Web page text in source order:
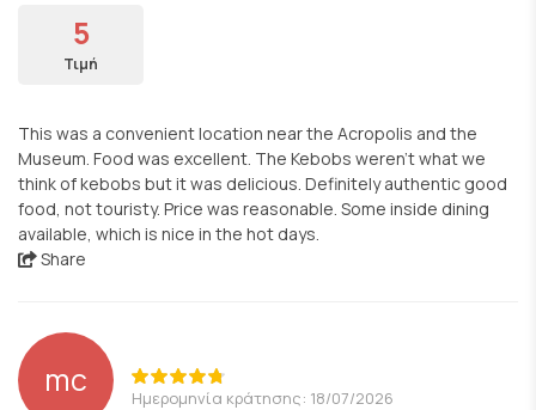
5
Τιμή
This was a convenient location near the Acropolis and the
Museum. Food was excellent. The Kebobs weren't what we
think of kebobs but it was delicious. Definitely authentic good
food, not touristy. Price was reasonable. Some inside dining
available, which is nice in the hot days.
Share
mc Ημερομηνία κράτησης: 18/07/2026